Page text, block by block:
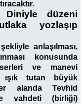
Diniyle düzeni
yozlaşıp
anlaşılması,
konusunda
ve manevi
ışık tutan büyük
alanda Tevhid
vahdeti (birliği)